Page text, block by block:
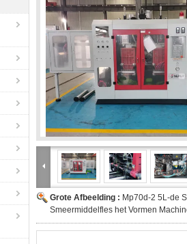
Grote Afbeelding : Mp70d-2 5L-de
Smeermiddelfles het Vormen